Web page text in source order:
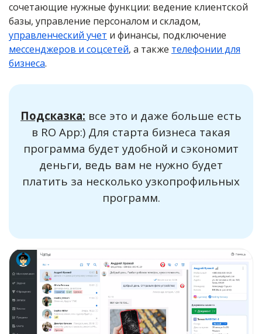
сочетающие нужные функции: ведение клиентской
базы, управление персоналом и складом,
управленческий учет и финансы, подключение
мессенджеров и соцсетей, а также телефонии для
бизнеса.
Подсказка: все это и даже больше есть
в RO App:) Для старта бизнеса такая
программа будет удобной и сэкономит
деньги, ведь вам не нужно будет
платить за несколько узкопрофильных
программ.